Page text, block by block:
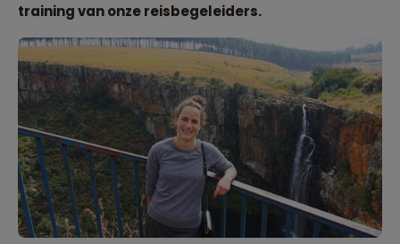
training van onze reisbegeleiders.